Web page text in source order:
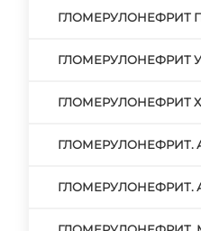
ГЛОМЕРУЛОНЕФРИТ
ГЛОМЕРУЛОНЕФРИТ
ГЛОМЕРУЛОНЕФРИТ
ГЛОМЕРУЛОНЕФРИТ.